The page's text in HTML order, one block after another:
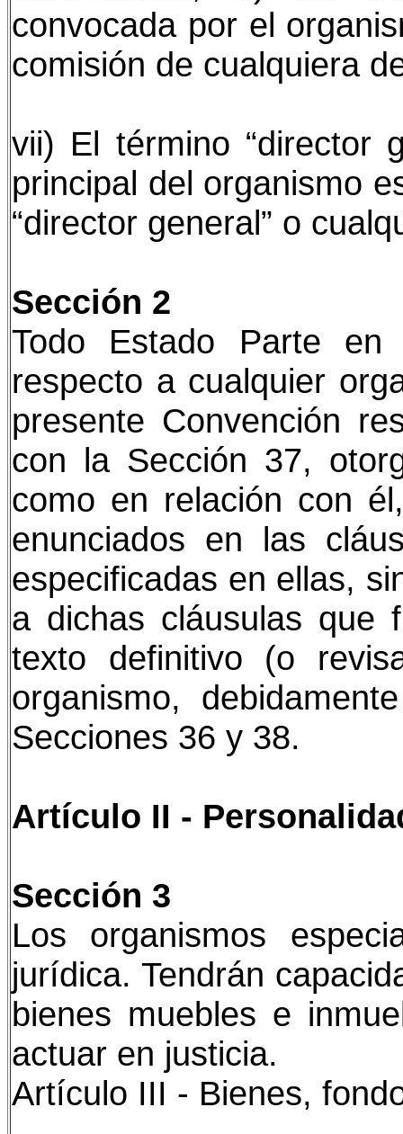
convocada por el
comisión de cualquiera
vii) El término “director
principal del organismo
“director general” o
Sección 2
Todo Estado Parte en
respecto a cualquier
presente Convención
con la Sección 37,
como en relación con
enunciados en las
especificadas en ellas,
a dichas cláusulas que
texto definitivo (o
organismo,
Secciones 36 y 38.
Artículo II -
Sección 3
Los organismos
jurídica. Tendrán
bienes muebles e
actuar en justicia.
Artículo III - Bienes,